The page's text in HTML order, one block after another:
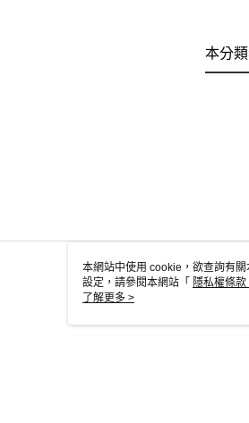
本分
本網站中使用 cookie，欲查詢有
設定，請參閱本網站「 隱私權條款
使用 cookie。
了解更多 >